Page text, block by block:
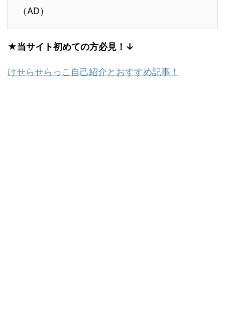
（AD）
★当サイト初めての方必見！↓
けせらせらっこ自己紹介とおすすめ記事！